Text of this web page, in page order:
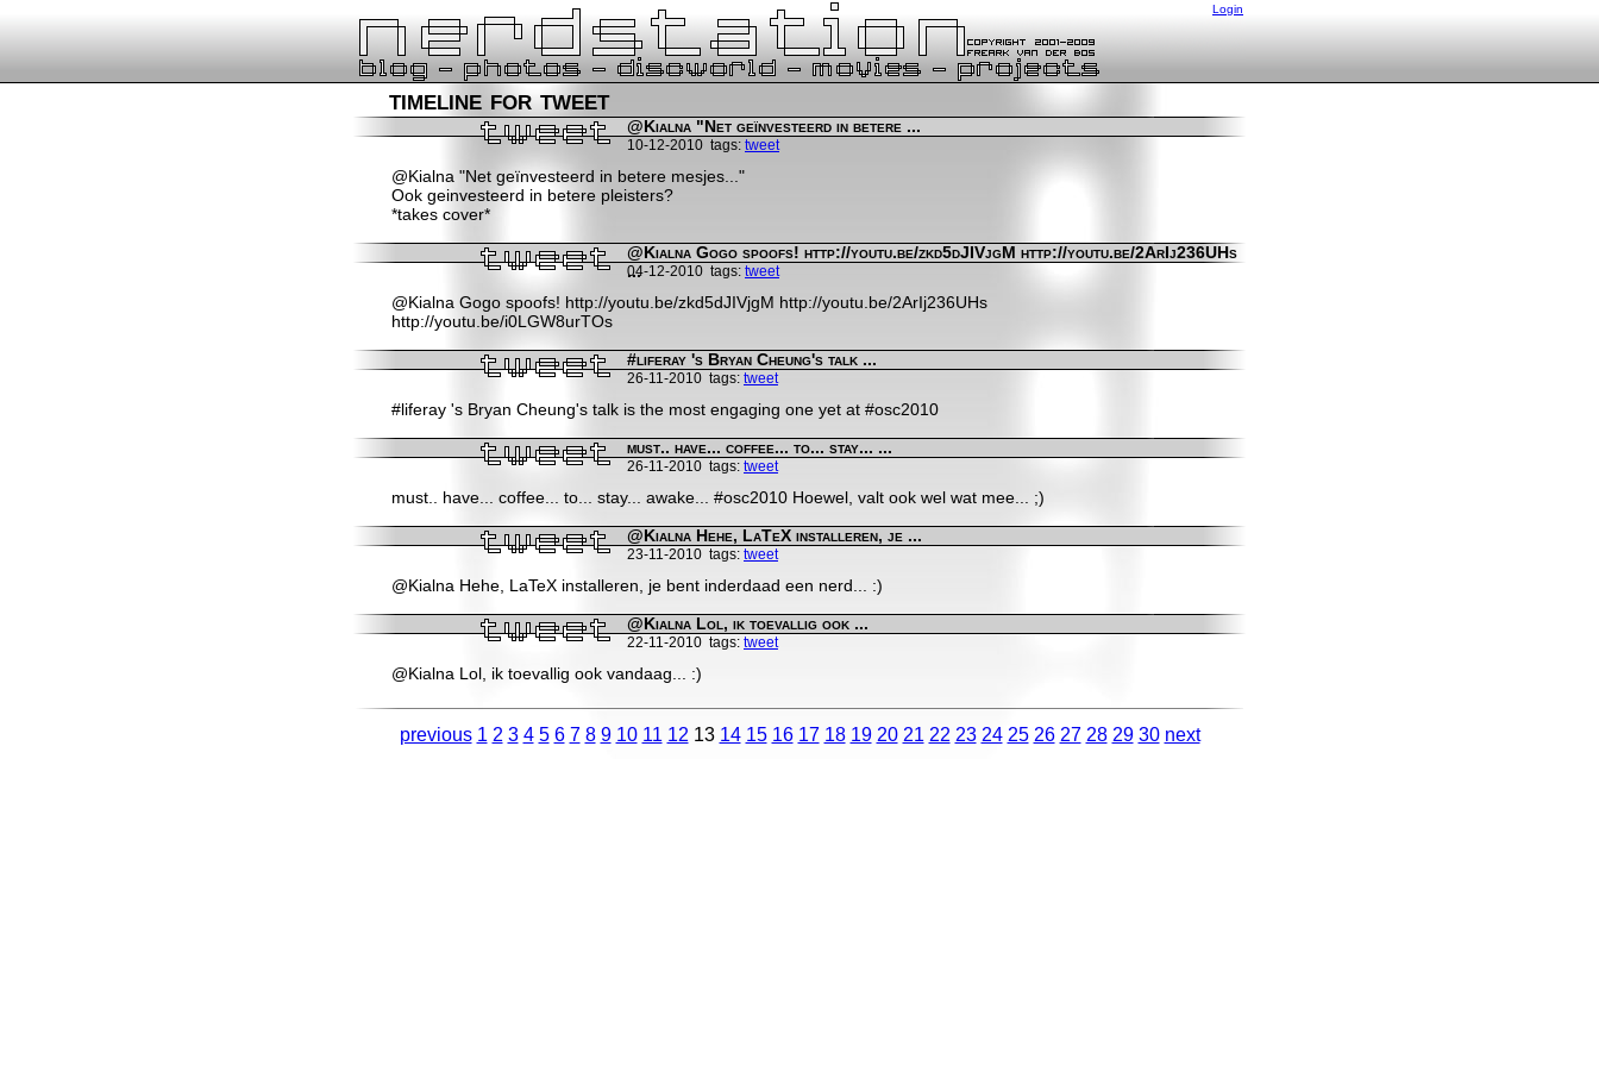
Login
timeline for tweet
@Kialna "Net geïnvesteerd in betere ...
10-12-2010 tags: tweet
@Kialna "Net geïnvesteerd in betere mesjes..."
Ook geinvesteerd in betere pleisters?
*takes cover*
@Kialna Gogo spoofs! http://youtu.be/zkd5dJIVjgM http://youtu.be/2ArIj236UHs
...
04-12-2010 tags: tweet
@Kialna Gogo spoofs! http://youtu.be/zkd5dJIVjgM http://youtu.be/2ArIj236UHs
http://youtu.be/i0LGW8urTOs
#liferay 's Bryan Cheung's talk ...
26-11-2010 tags: tweet
#liferay 's Bryan Cheung's talk is the most engaging one yet at #osc2010
must.. have... coffee... to... stay... ...
26-11-2010 tags: tweet
must.. have... coffee... to... stay... awake... #osc2010 Hoewel, valt ook wel wat mee... ;)
@Kialna Hehe, LaTeX installeren, je ...
23-11-2010 tags: tweet
@Kialna Hehe, LaTeX installeren, je bent inderdaad een nerd... :)
@Kialna Lol, ik toevallig ook ...
22-11-2010 tags: tweet
@Kialna Lol, ik toevallig ook vandaag... :)
previous 1 2 3 4 5 6 7 8 9 10 11 12 13 14 15 16 17 18 19 20 21 22 23 24 25 26 27 28 29 30 next